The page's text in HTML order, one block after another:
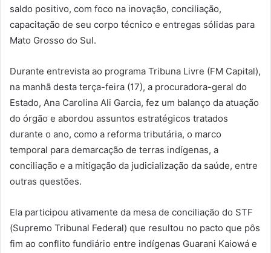
saldo positivo, com foco na inovação, conciliação,
capacitação de seu corpo técnico e entregas sólidas para
Mato Grosso do Sul.
Durante entrevista ao programa Tribuna Livre (FM Capital),
na manhã desta terça-feira (17), a procuradora-geral do
Estado, Ana Carolina Ali Garcia, fez um balanço da atuação
do órgão e abordou assuntos estratégicos tratados
durante o ano, como a reforma tributária, o marco
temporal para demarcação de terras indígenas, a
conciliação e a mitigação da judicialização da saúde, entre
outras questões.
Ela participou ativamente da mesa de conciliação do STF
(Supremo Tribunal Federal) que resultou no pacto que pôs
fim ao conflito fundiário entre indígenas Guarani Kaiowá e